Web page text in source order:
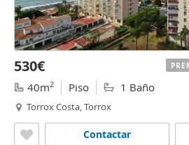
530€
40m2 Piso 1 Baño
Torrox Costa, Torrox
Contactar